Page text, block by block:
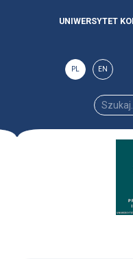
UNIWERSYTET
PL EN